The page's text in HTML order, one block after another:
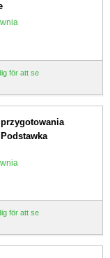
för att se
för att se